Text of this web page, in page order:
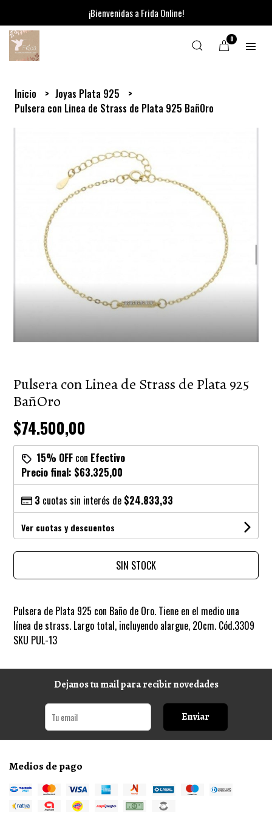
¡Bienvenidas a Frida Online!
0
Inicio
Joyas Plata 925
Pulsera con Linea de Strass de Plata 925 BañOro
Pulsera con Linea de Strass de Plata 925
BañOro
$74.500,00
15% OFF con Efectivo
Precio final: $63.325,00
3 cuotas sin interés de $24.833,33
Ver cuotas y descuentos
SIN STOCK
Pulsera de Plata 925 con Baño de Oro. Tiene en el medio una
línea de strass. Largo total, incluyendo alargue, 20cm. Cód.3309
SKU PUL-13
Dejanos tu mail para recibir novedades
Enviar
Medios de pago